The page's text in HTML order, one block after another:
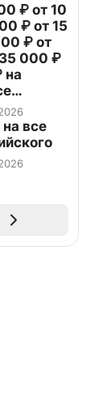
₽ от 10
₽ от 15
₽ от
000 ₽
на
по
на все